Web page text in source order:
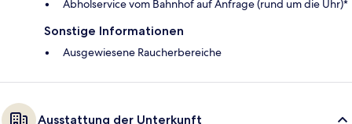
Abholservice vom Bahnhof auf Anfrage (rund um die Uhr)*
Sonstige Informationen
Ausgewiesene Raucherbereiche
Ausstattung der Unterkunft